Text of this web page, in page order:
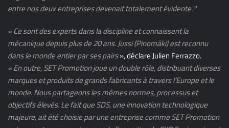
entre nos deux entreprises devenait totalement évidente."
« Ce sont des experts dans la discipline et connaissent la
mécanique depuis plus de 20 ans. Jussi (Pinomäki) est reconnu
dans le monde entier par ses pairs», déclare Julien Ferrazzo.
« En outre, SET Promotion joue un double rôle, distribuant diverses
marques et produits de grands fabricants à travers l’Europe et le
monde. Nous partageons les mêmes normes, processus et
objectifs élevés. Le fait que SDS, une innovation technologique
majeure, ait été choisie par une entreprise comme SET Promotion